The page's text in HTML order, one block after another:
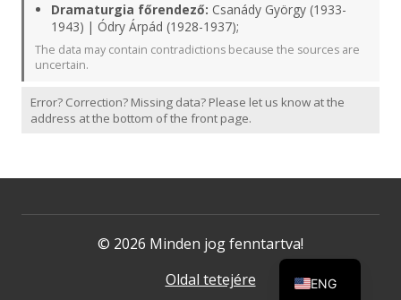
Dramaturgia főrendező: Csanády György (1933-
1943) | Ódry Árpád (1928-1937);
The data may contain contradictions because the sources are
uncertain.
Error? Correction? Missing data? Please let us know at the
address at the bottom of the front page.
© 2026 Minden jog fenntartva!
Oldal tetejére
ENG